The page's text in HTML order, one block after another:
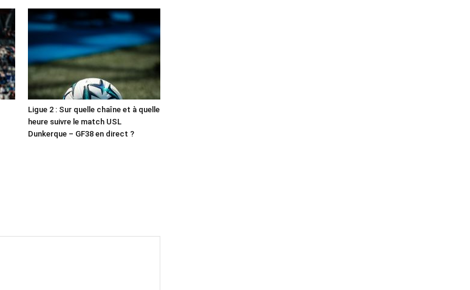
Ligue 2 : Sur quelle chaîne et à quelle
heure suivre le match USL
Dunkerque – GF38 en direct ?